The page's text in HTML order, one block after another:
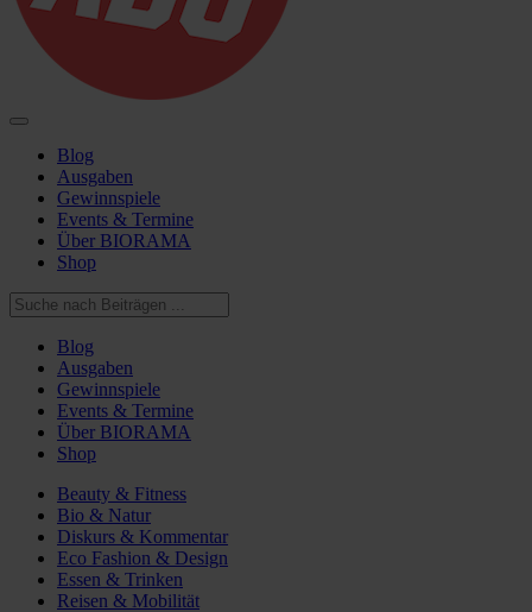
Blog
Ausgaben
Gewinnspiele
Events & Termine
Über BIORAMA
Shop
Blog
Ausgaben
Gewinnspiele
Events & Termine
Über BIORAMA
Shop
Beauty & Fitness
Bio & Natur
Diskurs & Kommentar
Eco Fashion & Design
Essen & Trinken
Reisen & Mobilität